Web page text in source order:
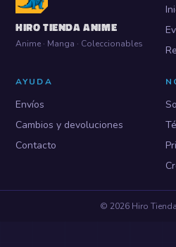
HIRO TIENDA ANIME
Anime · Manga · Coleccionables
AYUDA
Envíos
Cambios y devoluciones
Contacto
© 2026 Hiro